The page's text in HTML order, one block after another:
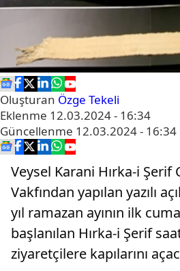
Oluşturan Özge Tekeli
Eklenme 12.03.2024 - 16:34
Güncellenme 12.03.2024 - 16:34
Veysel Karani Hırka-i Şerif
Vakfından yapılan yazılı
yıl ramazan ayının ilk
başlanılan Hırka-i Şerif
ziyaretçilere kapılarını